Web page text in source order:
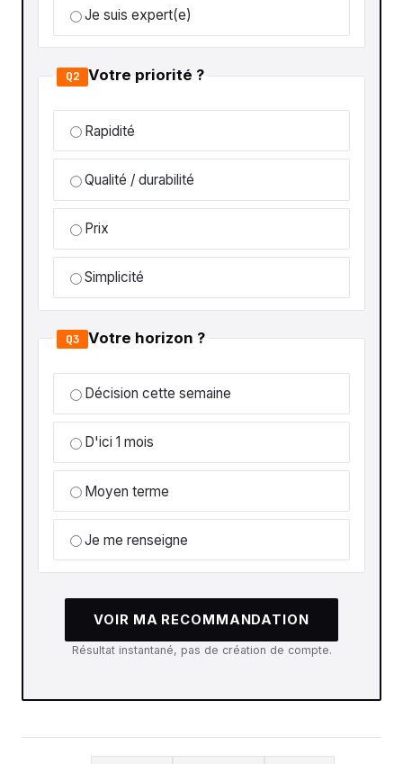
Je suis expert(e)
Q2 Votre priorité ?
Rapidité
Qualité / durabilité
Prix
Simplicité
Q3 Votre horizon ?
Décision cette semaine
D'ici 1 mois
Moyen terme
Je me renseigne
VOIR MA RECOMMANDATION
Résultat instantané, pas de création de compte.